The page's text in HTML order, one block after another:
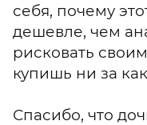
себя, почему
дешевле, чем
рисковать
купишь ни за
Спасибо, что